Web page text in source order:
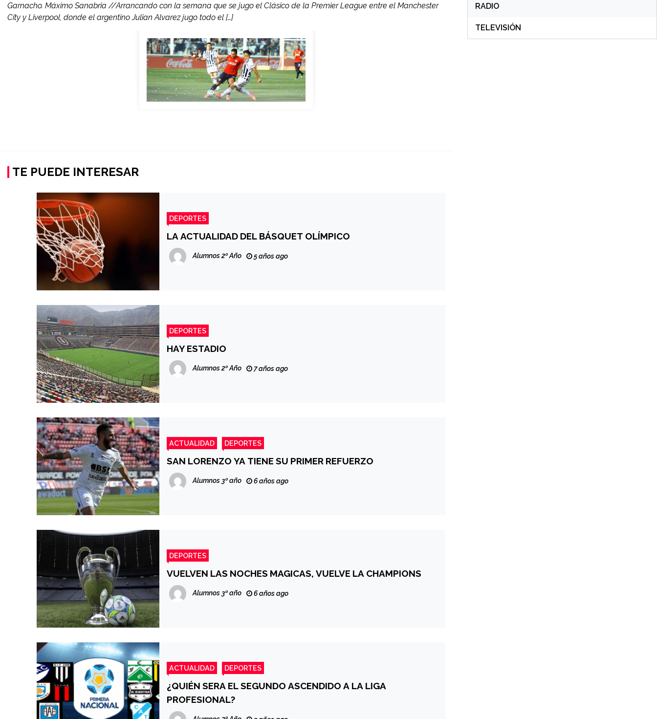
Garnacho. Máximo Sanabria //Arrancando con la semana que se jugo el Clásico de la Premier League entre el Manchester
City y Liverpool, donde el argentino Julian Alvarez jugo todo el […]
TE PUEDE INTERESAR
DEPORTES
LA ACTUALIDAD DEL BÁSQUET OLÍMPICO
Alumnos 2º Año 5 años ago
DEPORTES
HAY ESTADIO
Alumnos 2º Año 7 años ago
ACTUALIDAD DEPORTES
SAN LORENZO YA TIENE SU PRIMER REFUERZO
Alumnos 3º año 6 años ago
DEPORTES
VUELVEN LAS NOCHES MAGICAS, VUELVE LA CHAMPIONS
Alumnos 3º año 6 años ago
ACTUALIDAD DEPORTES
¿QUIÉN SERA EL SEGUNDO ASCENDIDO A LA LIGA
PROFESIONAL?
RADIO
TELEVISIÓN